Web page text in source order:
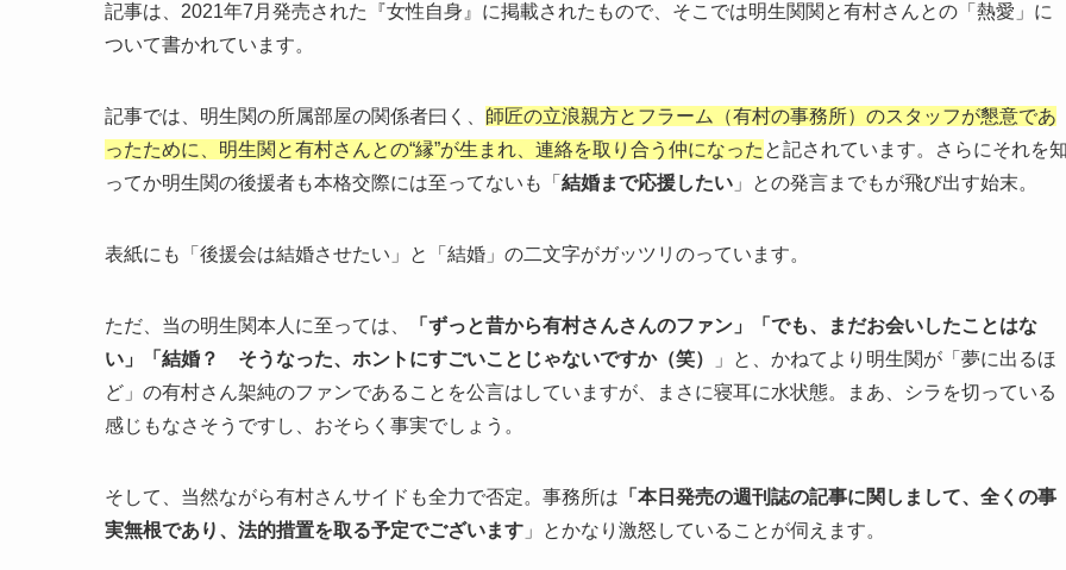
記事は、2021年7月発売された『女性自身』に掲載されたもので、そこでは明生関関と有村さんとの「熱愛」に
ついて書かれています。
記事では、明生関の所属部屋の関係者曰く、 師匠の立浪親方とフラーム（有村の事務所）のスタッフが懇意であ
ったために、明生関と有村さんとの“縁”が生まれ、連絡を取り合う仲になった と記されています。さらにそれを
ってか明生関の後援者も本格交際には至ってないも「 結婚まで応援したい 」との発言までもが飛び出す始末。
表紙にも「後援会は結婚させたい」と「結婚」の二文字がガッツリのっています。
ただ、当の明生関本人に至っては、
「ずっと昔から有村さんさんのファン」「でも、まだお会いしたことはな
い」「結婚？ そうなった、ホントにすごいことじゃないですか（笑）
」と、かねてより明生関が「夢に出るほ
ど」の有村さん架純のファンであることを公言はしていますが、まさに寝耳に水状態。まあ、シラを切っている
感じもなさそうですし、おそらく事実でしょう。
そして、当然ながら有村さんサイドも全力で否定。事務所は 「本日発売の週刊誌の記事に関しまして、全くの事
実無根であり、法的措置を取る予定でございます 」とかなり激怒していることが伺えます。